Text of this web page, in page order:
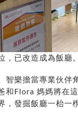
，已改造成為飯廳。
智樂擔當專業伙伴
和Flora 媽媽將在
，發掘飯廳一枱一